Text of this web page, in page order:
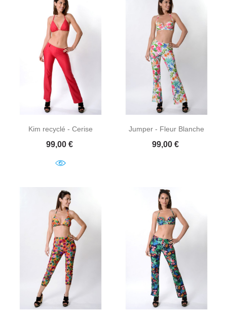
Kim recyclé - Cerise
Prix
99,00 €
Jumper - Fleur Blanche
Prix
99,00 €